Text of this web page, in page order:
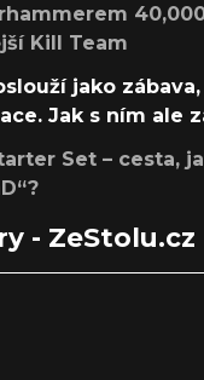
Kill Team
jako
Jak s ním ale
Set – cesta,
- ZeStolu.cz